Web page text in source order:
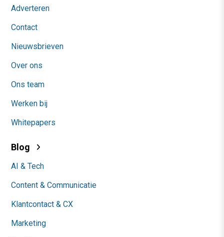
Adverteren
Contact
Nieuwsbrieven
Over ons
Ons team
Werken bij
Whitepapers
Blog
AI & Tech
Content & Communicatie
Klantcontact & CX
Marketing